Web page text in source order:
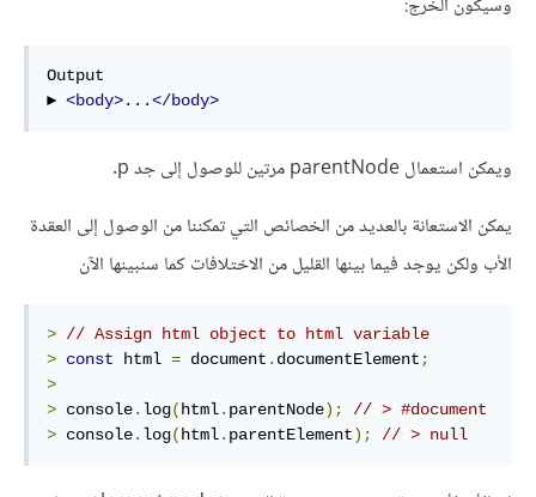
Output
► <body>...</body>
ويمكن استعمال parentNode مرتين للوصول إلى جد p.
يمكن الاستعانة بالعديد من الخصائص التي تمكننا من الوصول إلى العقدة
الأب ولكن يوجد فيما بينها القليل من الاختلافات كما سنبينها الآن
> // Assign html object to html variable
> const html = document . documentElement ;
>
> console. log( html. parentNode);
// > #document
> console. log( html. parentElement); // > null